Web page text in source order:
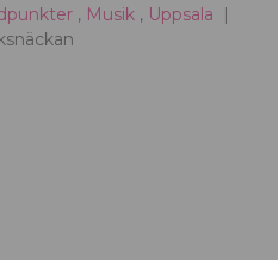
, Musik , Uppsala